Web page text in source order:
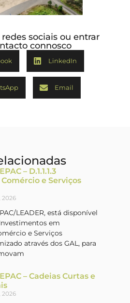
sociais ou entrar
connosco
LinkedIn
Email
– D.1.1.1.3
e Serviços
2026
LEADER, está disponível
Investimentos em
e Serviços
através dos GAL, para
– Cadeias Curtas e
2026